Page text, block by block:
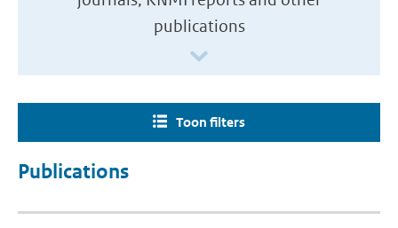
publications
Toon filters
Publications